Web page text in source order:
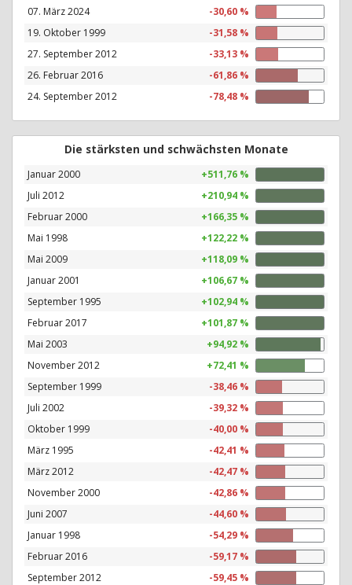
07. März 2024
-30,60 %
19. Oktober 1999
-31,58 %
27. September 2012
-33,13 %
26. Februar 2016
-61,86 %
24. September 2012
-78,48 %
Die stärksten und schwächsten Monate
Januar 2000
+511,76 %
Juli 2012
+210,94 %
Februar 2000
+166,35 %
Mai 1998
+122,22 %
Mai 2009
+118,09 %
Januar 2001
+106,67 %
September 1995
+102,94 %
Februar 2017
+101,87 %
Mai 2003
+94,92 %
November 2012
+72,41 %
September 1999
-38,46 %
Juli 2002
-39,32 %
Oktober 1999
-40,00 %
März 1995
-42,41 %
März 2012
-42,47 %
November 2000
-42,86 %
Juni 2007
-44,60 %
Januar 1998
-54,29 %
Februar 2016
-59,17 %
September 2012
-59,45 %